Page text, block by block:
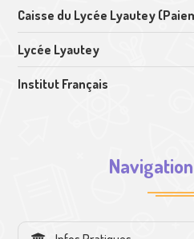
Caisse du Lycée Lyautey
Lycée Lyautey
Institut Français